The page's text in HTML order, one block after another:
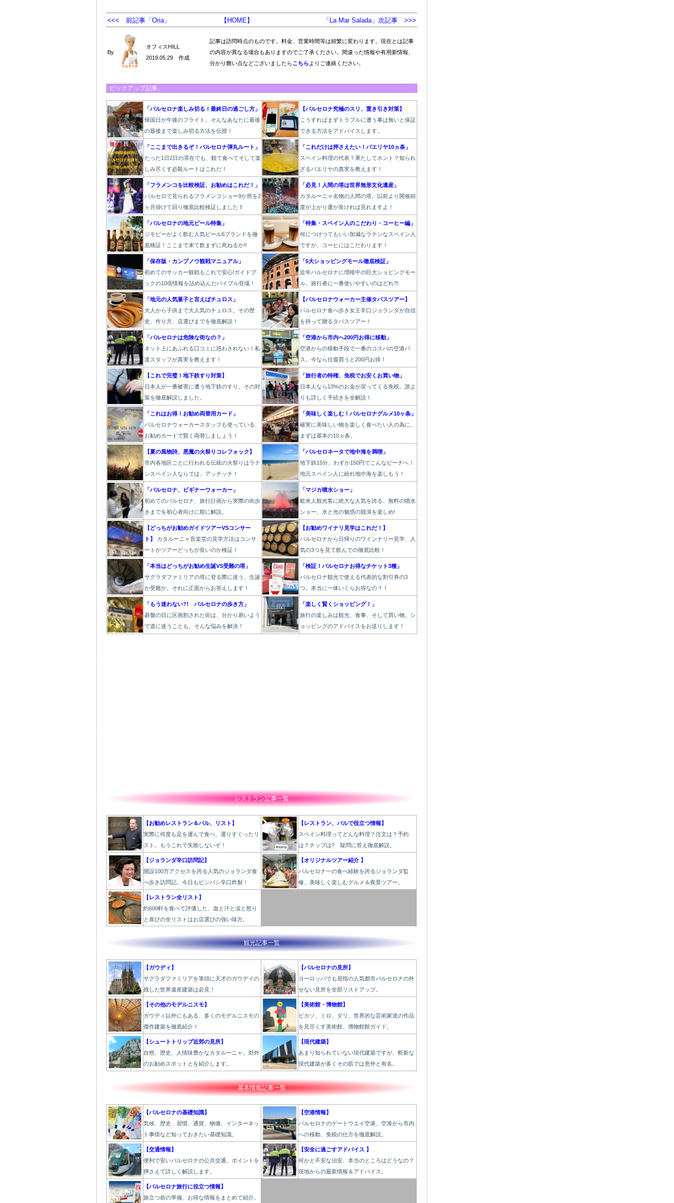
<<< 前記事「Oria」 【HOME】 「La Mar Salada」次記事 >>>
By
オフィスHILL
2019.05.29 作成
記事は訪問時点のものです。料金、営業時間等は頻繁に変わります。現在とは記事
の内容が異なる場合もありますのでご了承ください。間違った情報や有用新情報、
分かり難い点などございましたらこちら よりご連絡ください。
ピックアップ記事。
「バルセロナ楽しみ切る！最終日の過ごし方」
帰国日が午後のフライト。そんなあなたに最後
の最後まで楽しみ切る方法を伝授！
【バルセロナ究極のスリ、置き引き対策】
こうすればまずトラブルに遭う事は無いと保証
できる方法をアドバイスします。
「ここまで出きるぞ！バルセロナ弾丸ルート」
たった1 日2日の滞在でも、観て食べてそして楽
しみ尽くす必殺ルートはこれだ！
「これだけは押さえたい！パエリヤ10ヵ条」
スペイン料理の代表？果たしてホント？知られ
ざるパエリヤの真実を教えます！
「フラメンコを比較検証、お勧めはこれだ！」
バルセロで見られるフラメンコショー9か所を2
ヶ月掛けて回り徹底比較検証しました ！
「必見！人間の塔は世界無形文化遺産」
カタルーニャ名物の人間の塔。以前より開催頻
度が上がり運が良ければ見れますよ！
「バルセロナの地元ビール特集」
ジモピーがよく飲む人気ビール6ブランドを徹
底検証！ここまで来て飲まずに死ねるか!!
「特集・スペイン人のこだわり・コーヒー編」
何につけつてもいい加減なラテンなスペイン人
ですが、コーヒにはこだわります ！
「保存版・カンプノウ観戦マニュアル」
初めてのサッカー観戦もこれで安心!ガイドブ
ックの10倍情報を詰め込んだバイブル登場！
「5大ショッピングモール徹底検証」
近年バルセロナに増殖中の巨大ショピングモー
ル。旅行者に一番使いやすいのはどれ?!
「地元の人気菓子と言えばチュロス」
大人から子供まで大人気のチュロス。その歴
史、作り方、店選びまでを徹底解説！
【バルセロナウォーカー主催タパスツアー】
バルセロナ食べ歩き女王辛口ジョランダが自信
を持って贈るタパスツアー！
「バルセロナは危険な街なの？」
ネット上にあふれる口コミに惑わされない！私
達スタッフが真実を教えます！
「空港から市内へ200円お得に移動」
空港からの移動手段で一番のコスパの空港バ
ス。今なら往復買うと200円お得！
【これで完璧！地下鉄すり対策】
日本人が一番被害に遭う地下鉄のすり。その対
策を徹底解説しました。
「旅行者の特権、免税でお安くお買い物」
日本人なら13%のお金が戻ってくる免税。誰よ
りも詳しく手続きを全解説！
「これはお得！お勧め両替用カード」
バルセロナウォーカースタッフも使っている、
お勧めカードで賢く両替しましょう！
「美味しく楽しむ！バルセロナグルメ10ヶ条」
確実に美味しい物を楽しく食べたい人の為に、
まずは基本の10ヵ条。
【夏の風物詩、悪魔の火祭りコレフォック】
市内各地区ごとに行われる伝統の火祭りはラテ
ンスペイン人ならでは、アッチッチ！
「バルセロネータで地中海を満喫」
地下鉄15分、わずか150円でこんなビーチへ！
地元スペイン人に紛れ地中海を楽しもう！
「バルセロナ、ビギナーウォーカー」
初めてのバルセロナ、旅行計画から実際の街歩
きまでを初心者向けに順に解説。
「マジカ噴水ショー」
欧米人観光客に絶大な人気を誇る、無料の噴水
ショー。水と光の魅惑の競演を楽しめ!
【どっちがお勧めガイドツアーVSコンサー
ト】
カタルーニャ音楽堂の見学方法はコンサ
ートかツアーどっちが良いのか検証！
【お勧めワイナリ見学はこれだ！】
バルセロナから日帰りのワインナリー見学、人
気の3つを見て飲んでの徹底比較！
「本当はどっちがお勧め生誕VS受難の塔」
サグラダファミリアの塔に登る際に迷う、生誕
か受難か。それに正面からお答えします！
「検証！バルセロナお得なチケット3種」
バルセロナ観光で使える代表的な割引券の3
つ。本当に一体いくらお得なの？！
「もう迷わない?! バルセロナの歩き方」
碁盤の目に区画割された街は、分かり易いよう
で道に迷うことも。そんな悩みを解決！
「楽しく賢くショッピング！」
旅行の楽しみは観光、食事、そして買い物。シ
ョッピングのアドバイスをお送りします！
レストラン記事一覧
【お勧めレストラン＆バル、リスト】
実際に何度も足を運んで食べ、選りすぐったリ
スト。もうこれで失敗しないぞ！
【レストラン、バルで役立つ情報】
スペイン料理ってどんな料理？注文は？予約
は？チップは? 疑問に答え徹底解説。
【ジョランダ辛口訪問記】
開設100万アクセスを誇る人気のジョランダ食
べ歩き訪問記。今日もビシバシ辛口炸裂！
【オリジナルツアー紹介 】
バルセロナ一の食べ経験を誇るジョランダ監
修、美味しく楽しむグルメ＆夜景ツアー。
【レストラン全リスト】
約600軒を食べて評価した、血と汗と涙と怒り
と喜びの全リストはお店選びの強い味方。
観光記事一覧
【ガウディ】
サグラダファミリアを筆頭に天才のガウデイの
残した世界遺産建築は必見！
【バルセロナの見所】
ヨーロッパでも屈指の人気都市バルセロナの外
せない見所を全部リストアップ。
【その他のモデルニスモ】
ガウディ以外にもある、多くのモデルニスモの
傑作建築を徹底紹介！
【美術館・博物館】
ピカソ、ミロ、ダリ、世界的な芸術家達の作品
を見尽くす美術館、博物館館ガイド。
【シュートトリップ近郊の見所】
自然、歴史、人情味豊かなカタルーニャ。郊外
のお勧めスポットとを紹介します。
【現代建築】
あまり知られていない現代建築ですが、斬新な
現代建築が多くその筋では意外と有名。
基本情報記事一覧
【バルセロナの基礎知識】
気候、歴史、習慣、通貨、物価、インターネッ
ト事情など知っておきたい基礎知識。
【空港情報】
バルセロナのゲートウエイ空港、空港から市内
への移動、免税の仕方を徹底解説。
【交通情報】
便利で安いバルセロナの公共交通。ポイントを
押さえて詳しく解説します。
【安全に過ごすアドバイス 】
何かと不安な治安、本当のところはどうなの？
現地からの最新情報＆アドバイス。
【バルセロナ旅行に役立つ情報】
旅立つ前の準備、お得な情報をまとめて紹介。